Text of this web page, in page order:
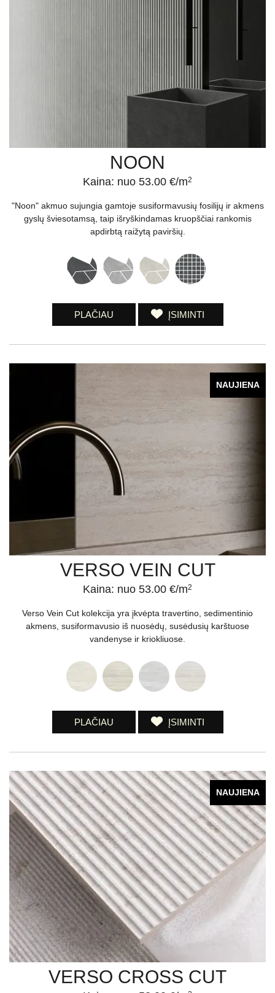
NOON
Kaina: nuo 53.00 €/m2
"Noon" akmuo sujungia gamtoje susiformavusių fosilijų ir akmens
gyslų šviesotamsą, taip išryškindamas kruopščiai rankomis
apdirbtą raižytą paviršių.
PLAČIAU ĮSIMINTI
NAUJIENA
VERSO VEIN CUT
Kaina: nuo 53.00 €/m2
Verso Vein Cut kolekcija yra įkvėpta travertino, sedimentinio
akmens, susiformavusio iš nuosėdų, susėdusių karštuose
vandenyse ir kriokliuose.
PLAČIAU ĮSIMINTI
NAUJIENA
VERSO CROSS CUT